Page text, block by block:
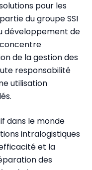
pour les
du groupe SSI
développement de
de la gestion des
responsabilité
utilisation
dans le monde
intralogistiques
et la
des